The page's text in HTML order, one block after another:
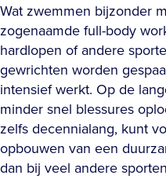
Wat zwemmen bijzonder
zogenaamde full-body
hardlopen of andere
gewrichten worden
intensief werkt. Op de
minder snel blessures
zelfs decennialang, kunt
opbouwen van een
dan bij veel andere